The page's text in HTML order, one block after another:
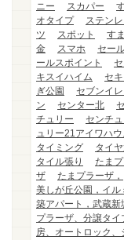
ニー
スカパー
オタイプ
ステン
ツ
スポット す
金
スマホ セー
ールスポイント
キスイハイム
セ
ぎ公園
セブンイ
ン
センター北
チュリー
センチ
ュリー21アイワハウ
タイミング
タイ
タイル張り
たまプ
ザ
たまプラーザ，
美しが丘公園，イ
築アパート，武蔵新
プラーザ、分譲タ
房、オートロック、